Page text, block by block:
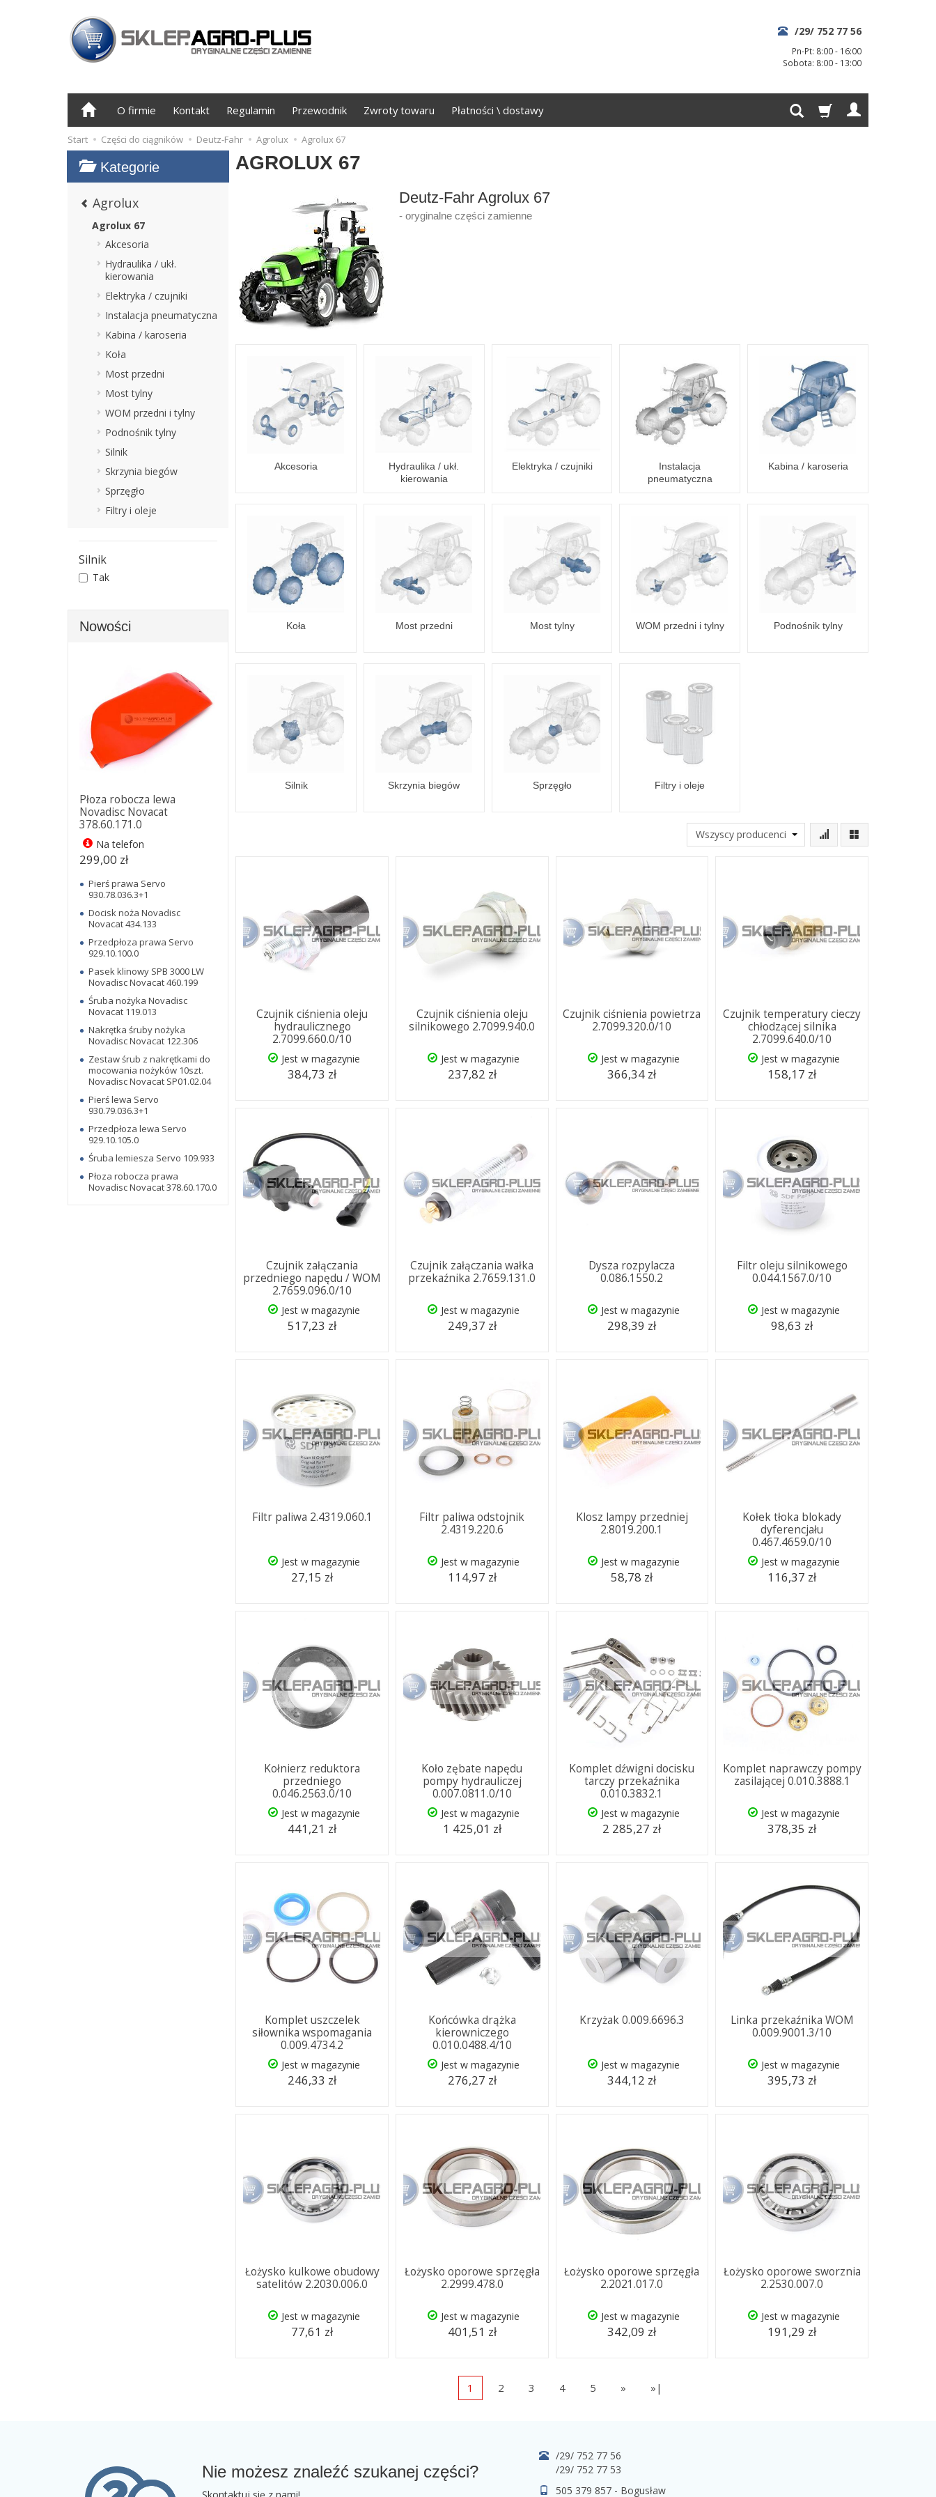
/29/ 752 77 56
Pn-Pt: 8:00 - 16:00
Sobota: 8:00 - 13:00
O firmie Kontakt Regulamin Przewodnik Zwroty towaru Płatności \ dostawy
Start Części do ciągników Deutz-Fahr Agrolux Agrolux 67
AGROLUX 67
Deutz-Fahr Agrolux 67
- oryginalne części zamienne
Akcesoria
Hydraulika / ukł.
kierowania
Elektryka / czujniki
Instalacja
pneumatyczna
Kabina / karoseria
Koła Most przedni Most tylny WOM przedni i tylny Podnośnik tylny
Silnik Skrzynia biegów Sprzęgło Filtry i oleje
Czujnik ciśnienia oleju
hydraulicznego
2.7099.660.0/10
Jest w magazynie
384,73 zł
Czujnik ciśnienia oleju
silnikowego 2.7099.940.0
Jest w magazynie
237,82 zł
Czujnik ciśnienia powietrza
2.7099.320.0/10
Jest w magazynie
366,34 zł
Czujnik temperatury cieczy
chłodzącej silnika
2.7099.640.0/10
Jest w magazynie
158,17 zł
Czujnik załączania
przedniego napędu / WOM
2.7659.096.0/10
Jest w magazynie
517,23 zł
Czujnik załączania wałka
przekaźnika 2.7659.131.0
Jest w magazynie
249,37 zł
Dysza rozpylacza
0.086.1550.2
Jest w magazynie
298,39 zł
Filtr oleju silnikowego
0.044.1567.0/10
Jest w magazynie
98,63 zł
Filtr paliwa 2.4319.060.1
Jest w magazynie
27,15 zł
Filtr paliwa odstojnik
2.4319.220.6
Jest w magazynie
114,97 zł
Klosz lampy przedniej
2.8019.200.1
Jest w magazynie
58,78 zł
Kołek tłoka blokady
dyferencjału
0.467.4659.0/10
Jest w magazynie
116,37 zł
Kołnierz reduktora
przedniego
0.046.2563.0/10
Jest w magazynie
441,21 zł
Koło zębate napędu
pompy hydrauliczej
0.007.0811.0/10
Jest w magazynie
1 425,01 zł
Komplet dźwigni docisku
tarczy przekaźnika
0.010.3832.1
Jest w magazynie
2 285,27 zł
Komplet naprawczy pompy
zasilającej 0.010.3888.1
Jest w magazynie
378,35 zł
Komplet uszczelek
siłownika wspomagania
0.009.4734.2
Jest w magazynie
246,33 zł
Końcówka drążka
kierowniczego
0.010.0488.4/10
Jest w magazynie
276,27 zł
Krzyżak 0.009.6696.3
Jest w magazynie
344,12 zł
Linka przekaźnika WOM
0.009.9001.3/10
Jest w magazynie
395,73 zł
Łożysko kulkowe obudowy
satelitów 2.2030.006.0
Jest w magazynie
77,61 zł
Łożysko oporowe sprzęgła
2.2999.478.0
Jest w magazynie
401,51 zł
Łożysko oporowe sprzęgła
2.2021.017.0
Jest w magazynie
342,09 zł
Łożysko oporowe sworznia
2.2530.007.0
Jest w magazynie
191,29 zł
1 2 3 4 5 » »|
Kategorie
Agrolux
Agrolux 67
Akcesoria
Hydraulika / ukł.
kierowania
Elektryka / czujniki
Instalacja pneumatyczna
Kabina / karoseria
Koła
Most przedni
Most tylny
WOM przedni i tylny
Podnośnik tylny
Silnik
Skrzynia biegów
Sprzęgło
Filtry i oleje
Silnik
Tak
Nowości
Płoza robocza lewa
Novadisc Novacat
378.60.171.0
Na telefon
299,00 zł
Pierś prawa Servo
930.78.036.3+1
Docisk noża Novadisc
Novacat 434.133
Przedpłoza prawa Servo
929.10.100.0
Pasek klinowy SPB 3000 LW
Novadisc Novacat 460.199
Śruba nożyka Novadisc
Novacat 119.013
Nakrętka śruby nożyka
Novadisc Novacat 122.306
Zestaw śrub z nakrętkami do
mocowania nożyków 10szt.
Novadisc Novacat SP01.02.04
Pierś lewa Servo
930.79.036.3+1
Przedpłoza lewa Servo
929.10.105.0
Śruba lemiesza Servo 109.933
Płoza robocza prawa
Novadisc Novacat 378.60.170.0
Nie możesz znaleźć szukanej części?
/29/ 752 77 56
/29/ 752 77 53
505 379 857 - Bogusław